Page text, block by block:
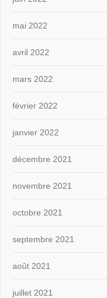
mai 2022
avril 2022
mars 2022
février 2022
janvier 2022
décembre 2021
novembre 2021
octobre 2021
septembre 2021
août 2021
juillet 2021